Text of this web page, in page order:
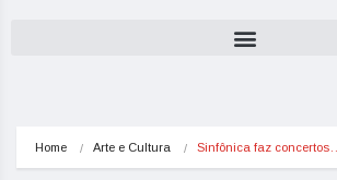
Home Arte e Cultura Sinfônica faz concertos…